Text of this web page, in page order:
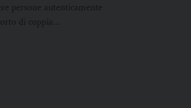
persone autenticamente
di coppia...